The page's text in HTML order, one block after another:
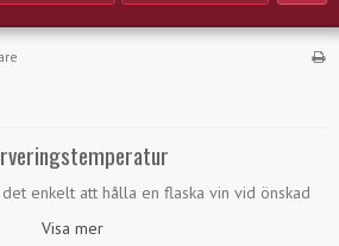
enkelt att hålla en flaska vin vid önskad
direkt vid matbordet, på terrassen
Visa mer